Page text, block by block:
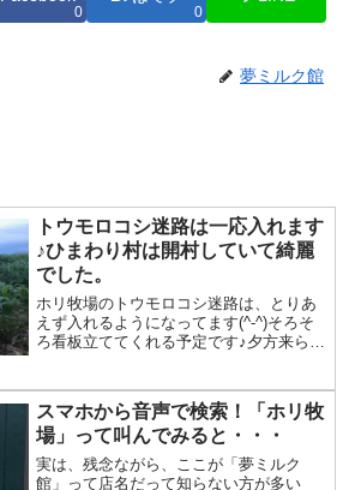
0 0
夢ミルク館
トウモロコシ迷路は一応入れます
♪ひまわり村は開村していて綺麗
でした。
ホリ牧場のトウモロコシ迷路は、とりあ
えず入れるようになってます(^-^)そろそ
ろ看板立ててくれる予定です♪夕方来られ
した(^-^;でも、今年はいつもよりちょっ
と高さが低...
スマホから音声で検索！「ホリ牧
場」って叫んでみると・・・
実は、残念ながら、ここが「夢ミルク
館」って店名だって知らない方が多い